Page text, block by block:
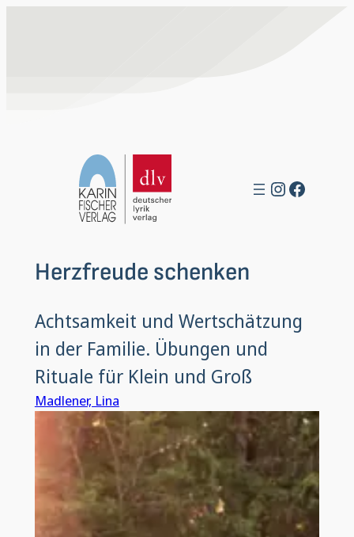
Herzfreude schenken
Achtsamkeit und Wertschätzung
in der Familie. Übungen und
Rituale für Klein und Groß
Madlener, Lina